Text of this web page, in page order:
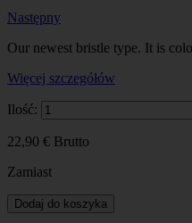
Następny
Our newest bristle type. It is
Więcej szczegółów
Ilość:
22,90 € Brutto
Zamiast
Dodaj do koszyka